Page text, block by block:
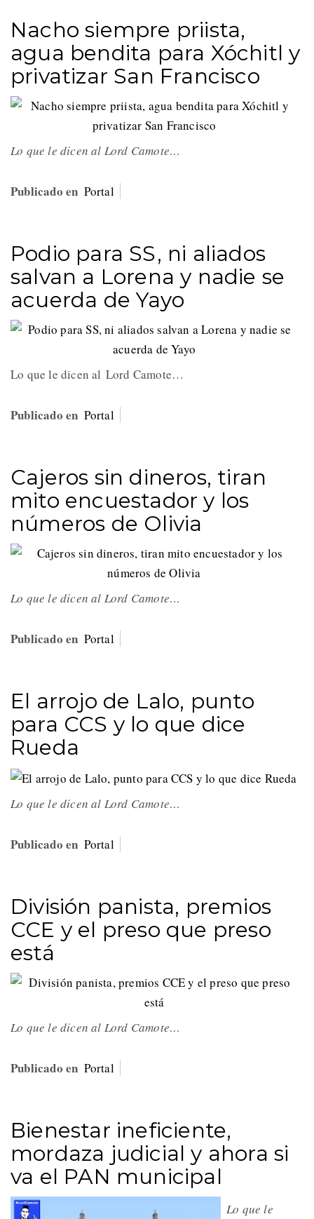
Nacho siempre priista,
agua bendita para Xóchitl y
privatizar San Francisco
Lo que le dicen al Lord Camote…
Publicado en Portal
Podio para SS, ni aliados
salvan a Lorena y nadie se
acuerda de Yayo
Lo que le dicen al Lord Camote…
Publicado en Portal
Cajeros sin dineros, tiran
mito encuestador y los
números de Olivia
Lo que le dicen al Lord Camote…
Publicado en Portal
El arrojo de Lalo, punto
para CCS y lo que dice
Rueda
Lo que le dicen al Lord Camote…
Publicado en Portal
División panista, premios
CCE y el preso que preso
está
Lo que le dicen al Lord Camote…
Publicado en Portal
Bienestar ineficiente,
mordaza judicial y ahora si
va el PAN municipal
Lo que le